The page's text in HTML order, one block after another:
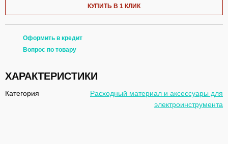
КУПИТЬ В 1 КЛИК
Оформить в кредит
Вопрос по товару
ХАРАКТЕРИСТИКИ
Категория
Расходный материал и аксессуары для
электроинструмента